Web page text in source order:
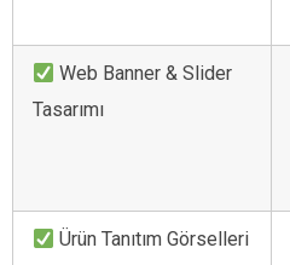
Web Banner & Slider
Tasarımı
Ürün Tanıtım Görselleri